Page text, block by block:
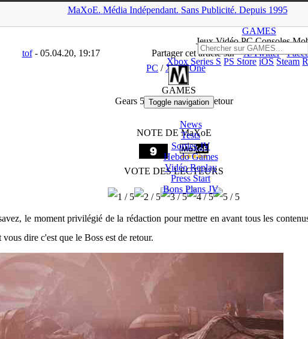
MaXoE. Média Indépendant. Sans Publicité. Depuis 1995
GAMES
JeuxVidéoPC Consoles
Xbox Series S PS Store iOS Steam
GAMES
Toggle navigation
News
Tests
SortiesJV
Hebdo Games
VidéoReplay
Press Start
Bons PlansJV
▲
tof- 05.04.20, 19:17 Partager cet article sur X/Twitter
PC / Xbox One
Gears 5 : le patron est de retour
NOTE DE MaXoE
VOTE DES LECTEURS
le moment privilégié de la rédaction pour mettre en avant tous les
dire c'est que le Boss est de retour.